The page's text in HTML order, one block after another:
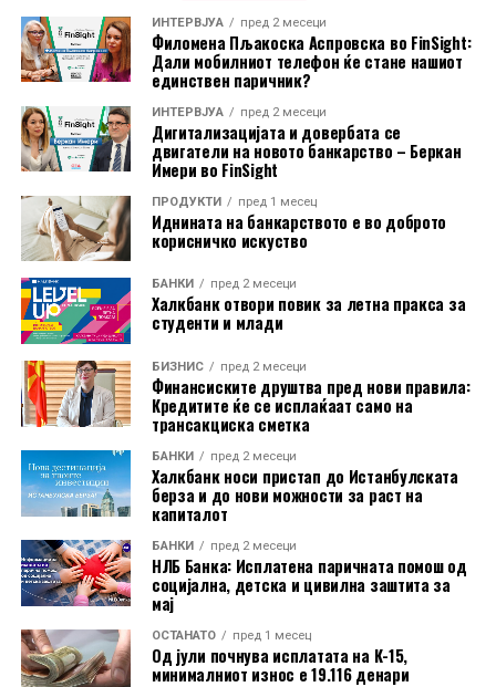
Северна Македонија истовремено бележи и
најголемо зголемување на минималната плата во
Европа во периодот од јануари до јули 2026 година.
Минималната плата е зголемена за 6,9 проценти, што
е највисок раст меѓу 29 анализирани европски земји.
Во истиот период, само уште седум држави ги
зголемиле минималните плати, додека во останатите
тие останале непроменети, и покрај инфлациските
притисоци.
Рангирањето според куповната моќ дава поинаква
слика од онаа што ја покажуваат номиналните износи
на платите, бидејќи PPS ги зема предвид разликите
во цените меѓу државите и покажува колку
производи и услуги реално може да си дозволи
Според овие податоци, Северна Македонија по
куповна моќ се наоѓа пред повеќе земји членки на
Европската Унија, меѓу кои Малта, Словачка, Унгарија
и Чешка.
Подобрување бележат и Србија, Хрватска и Бугарија.
Србија напредува за пет места, додека Хрватска и
Бугарија се искачуваат за по три позиции.
ИНТЕРВЈУА пред 2 месеци
Филомена Пљакоска Аспровска во FinSight:
Дали мобилниот телефон ќе стане нашиот
единствен паричник?
ИНТЕРВЈУА пред 2 месеци
Дигитализацијата и довербата се
двигатели на новото банкарство – Беркан
Имери во FinSight
ПРОДУКТИ пред 1 месец
Иднината на банкарството е во доброто
корисничко искуство
БАНКИ пред 2 месеци
Халкбанк отвори повик за летна пракса за
студенти и млади
БИЗНИС пред 2 месеци
Финансиските друштва пред нови правила:
Кредитите ќе се исплаќаат само на
трансакциска сметка
БАНКИ пред 2 месеци
Халкбанк носи пристап до Истанбулската
берза и до нови можности за раст на
капиталот
БАНКИ пред 2 месеци
НЛБ Банка: Исплатена паричната помош од
социјална, детска и цивилна заштита за
мај
ОСТАНАТО пред 1 месец
Од јули почнува исплатата на К-15,
минималниот износ е 19.116 денари